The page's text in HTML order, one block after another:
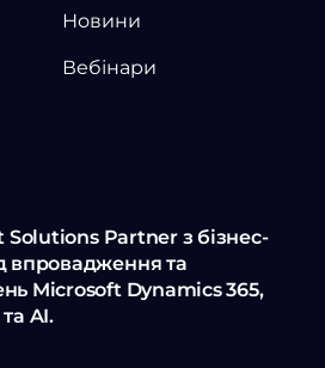
Новини
Вебінари
Solutions Partner з бізнес-
впровадження та
Microsoft Dynamics 365,
AI.